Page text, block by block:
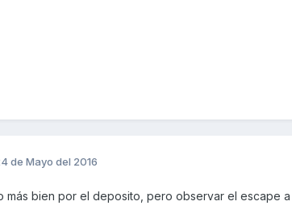
de Mayo del 2016
más bien por el deposito, pero observar el escape a